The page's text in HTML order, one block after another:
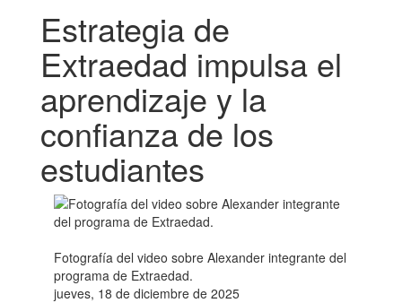
Estrategia de
Extraedad impulsa el
aprendizaje y la
confianza de los
estudiantes
Fotografía del video sobre Alexander integrante del
programa de Extraedad.
jueves, 18 de diciembre de 2025